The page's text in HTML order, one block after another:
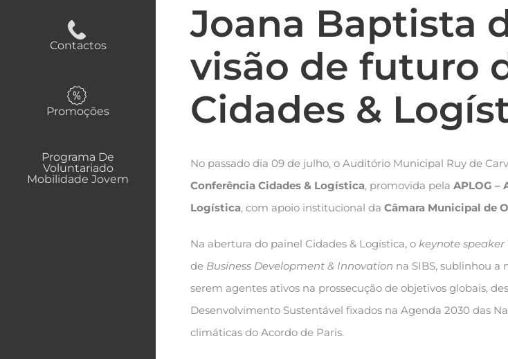
Contactos
Promoções
Programa De
Voluntariado
Mobilidade Jovem
Joana Baptista
visão de futuro
Cidades &
No passado dia 09 de julho, o Auditório Municipal Ruy de
Conferência Cidades & Logística, promovida pela APLOG –
Logística, com apoio institucional da Câmara Municipal de
Na abertura do painel Cidades & Logística, o keynote speaker
de Business Development & Innovation na SIBS, sublinhou a
serem agentes ativos na prossecução de objetivos globais,
Desenvolvimento Sustentável fixados na Agenda 2030 das
climáticas do Acordo de Paris.